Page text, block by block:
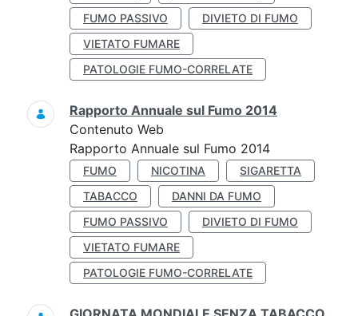
FUMO PASSIVO
DIVIETO DI FUMO
VIETATO FUMARE
PATOLOGIE FUMO-CORRELATE
Rapporto Annuale sul Fumo 2014
Contenuto Web
Rapporto Annuale sul Fumo 2014
FUMO NICOTINA
SIGARETTA
TABACCO
DANNI DA FUMO
FUMO PASSIVO
DIVIETO DI FUMO
VIETATO FUMARE
PATOLOGIE FUMO-CORRELATE